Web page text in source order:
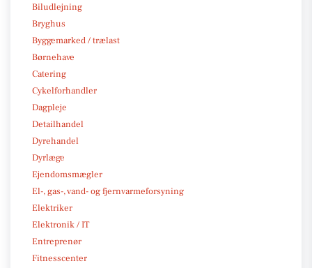
Biludlejning
Bryghus
Byggemarked / trælast
Børnehave
Catering
Cykelforhandler
Dagpleje
Detailhandel
Dyrehandel
Dyrlæge
Ejendomsmægler
El-, gas-, vand- og fjernvarmeforsyning
Elektriker
Elektronik / IT
Entreprenør
Fitnesscenter